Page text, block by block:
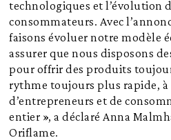
technologiques et l’évolution
consommateurs. Avec
faisons évoluer notre modèle
assurer que nous disposons
pour offrir des produits
rythme toujours plus rapide, à
d’entrepreneurs et de
entier », a déclaré Anna
Oriflame.